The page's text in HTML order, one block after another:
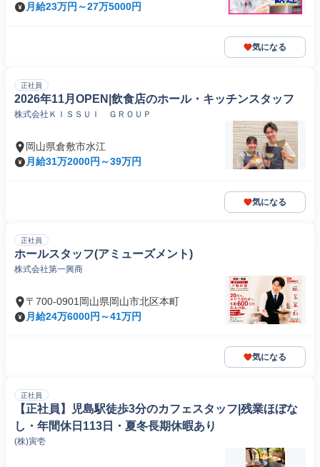
月給23万円～27万5000円
気になる
正社員
2026年11月OPEN|飲食店のホール・キッチンスタッフ
株式会社ＫＩＳＳＵＩ ＧＲＯＵＰ
岡山県倉敷市水江
月給31万2000円～39万円
気になる
正社員
ホールスタッフ(アミューズメント)
株式会社第一興商
〒700-0901岡山県岡山市北区本町
月給24万6000円～41万円
気になる
正社員
【正社員】児島駅徒歩3分のカフェスタッフ|残業ほぼな
し・年間休日113日・夏冬長期休暇あり
(株)寅壱